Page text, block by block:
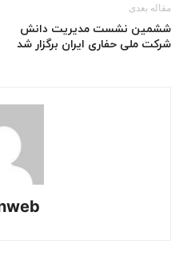
مقاله بعدی
ششمین نشست مدیریت دانش
شرکت ملی حفاری ایران برگزار شد